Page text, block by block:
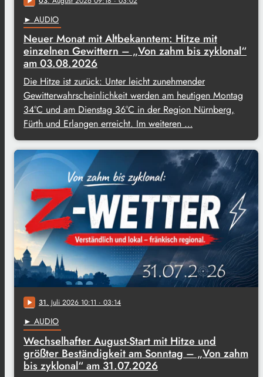
► AUDIO
Neuer Monat mit Altbekanntem: Hitze mit
einzelnen Gewittern – „Von zahm bis zyklonal“
am 03.08.2026
Die Hitze ist zurück: Unter leicht zunehmender
Gewitterwahrscheinlichkeit werden am heutigen Montag
34°C und am Dienstag 36°C in der Region Nürnberg,
Fürth und Erlangen erreicht. Im weiteren …
play_arrow 31. Juli 2026 10:11 · 03:14
► AUDIO
Wechselhafter August-Start mit Hitze und
größter Beständigkeit am Sonntag – „Von zahm
bis zyklonal“ am 31.07.2026